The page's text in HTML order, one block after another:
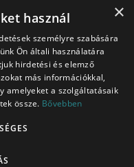
×
használ
személyre szabására
Ön általi használatára
hirdetési és elemző
más információkkal,
amelyeket a szolgáltatásaik
össze. Bővebben